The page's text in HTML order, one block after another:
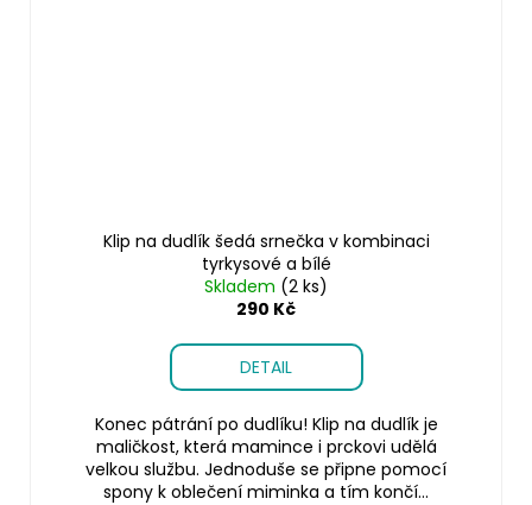
Klip na dudlík šedá srnečka v kombinaci
tyrkysové a bílé
Skladem (2 ks)
290 Kč
DETAIL
Konec pátrání po dudlíku! Klip na dudlík je
maličkost, která mamince i prckovi udělá
velkou službu. Jednoduše se připne pomocí
spony k oblečení miminka a tím končí...